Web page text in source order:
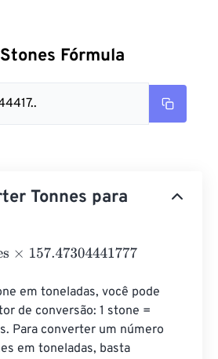
Fórmula
Tonnes para
em toneladas, você pode
de conversão: 1 stone =
Para converter um número
em toneladas, basta